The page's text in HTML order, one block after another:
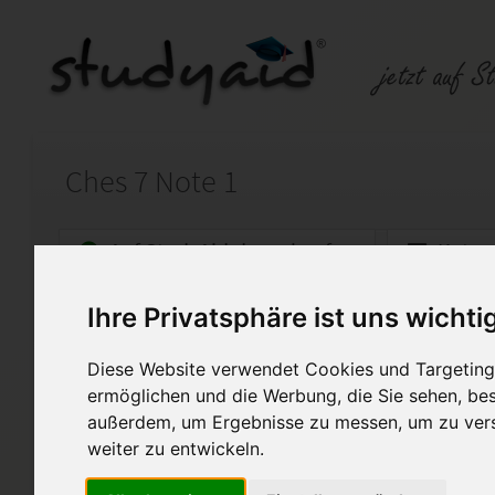
Ihre Privatsphäre ist uns
Diese Website verwendet Cookies und
ermöglichen und die Werbung, die Sie sehen,
außerdem, um Ergebnisse zu messen, um zu
weiter zu entwickeln.
Ches 7 Note 1
Auf StudyAid.de verkaufen
Startseite Abitur und Hochschule
Ches 7/0210 K08
Ches 7/0210 K08
Note 1
100%